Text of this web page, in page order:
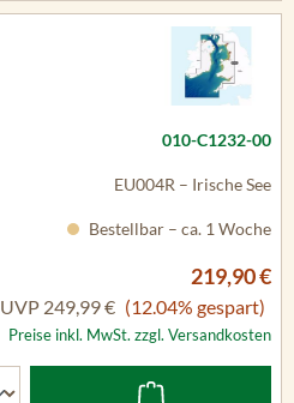
010-C1232-00
EU004R – Irische See
Bestellbar – ca. 1 Woche
219,90 €
UVP 249,99 € (12.04% gespart)
Preise inkl. MwSt. zzgl. Versandkosten